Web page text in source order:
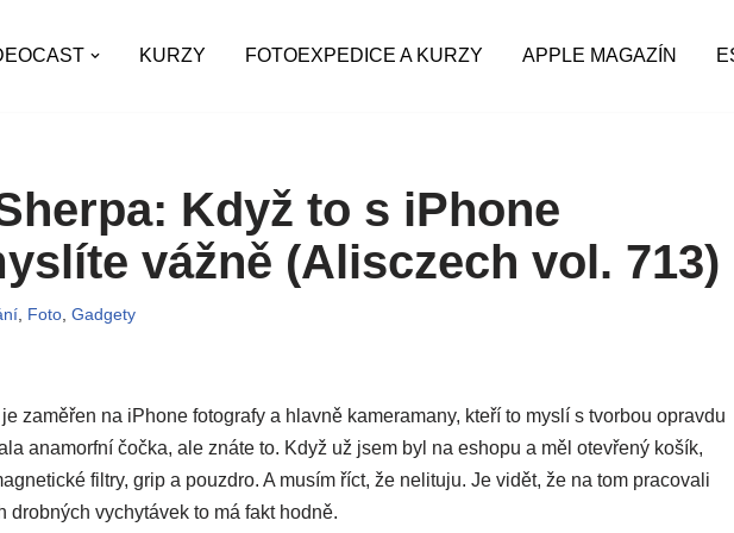
KURZY FOTOEXPEDICE A KURZY APPLE MAGAZÍN
Když to s iPhone
vážně (Alisczech vol. 713)
Foto Gadgety
zaměřen na iPhone fotografy a hlavně kameramany, kteří to myslí s tvorbou opravdu
anamorfní čočka, ale znáte to. Když už jsem byl na eshopu a měl otevřený košík,
filtry, grip a pouzdro. A musím říct, že nelituju. Je vidět, že na tom pracovali
drobných vychytávek to má fakt hodně.